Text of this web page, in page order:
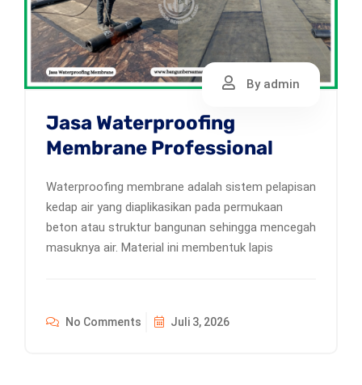
By admin
Jasa Waterproofing
Membrane Professional
Waterproofing membrane adalah sistem pelapisan
kedap air yang diaplikasikan pada permukaan
beton atau struktur bangunan sehingga mencegah
masuknya air. Material ini membentuk lapis
No Comments Juli 3, 2026